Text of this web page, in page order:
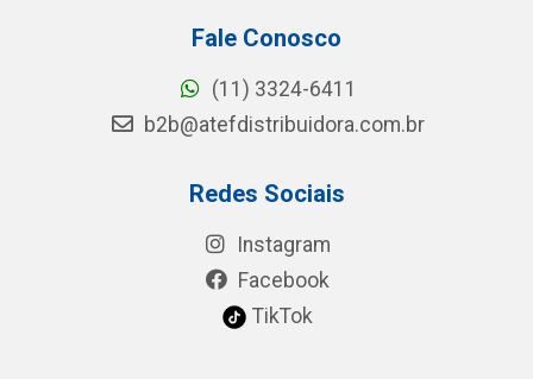
Fale Conosco
(11) 3324-6411
b2b@atefdistribuidora.com.br
Redes Sociais
Instagram
Facebook
TikTok